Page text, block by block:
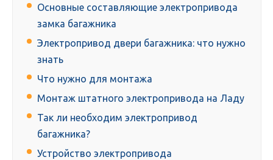
Основные составляющие электропривода
замка багажника
Электропривод двери багажника: что нужно
знать
Что нужно для монтажа
Монтаж штатного электропривода на Ладу
Так ли необходим электропривод
багажника?
Устройство электропривода